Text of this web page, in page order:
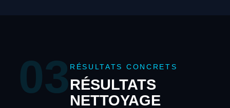
03 RÉSULTATS CONCRETS
RÉSULTATS
NETTOYAGE